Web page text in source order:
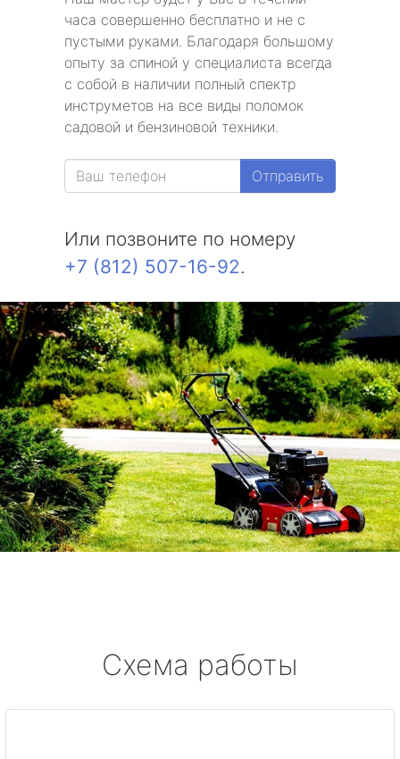
часа совершенно бесплатно и не с
пустыми руками. Благодаря большому
опыту за спиной у специалиста всегда
с собой в наличии полный спектр
инструметов на все виды поломок
садовой и бензиновой техники.
Отправить
Или позвоните по номеру
+7 (812) 507-16-92.
Схема работы